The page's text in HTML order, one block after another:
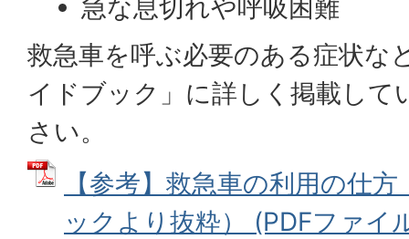
急な息切れや呼吸困難
救急車を呼ぶ必要のある症状な
イドブック」に詳しく掲載して
さい。
【参考】救急車の利用の仕
ックより抜粋） (PDFファイ